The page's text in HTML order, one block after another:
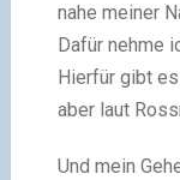
nahe meiner
Dafür nehme
Hierfür gibt
aber laut
Und mein